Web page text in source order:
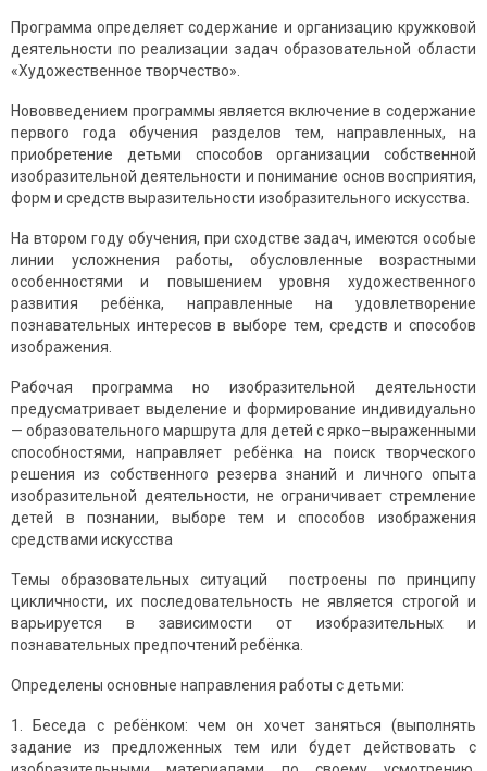
Программа определяет содержание и организацию кружковой
деятельности по реализации задач образовательной области
«Художественное творчество».
Нововведением программы является включение в содержание
первого года обучения разделов тем, направленных, на
приобретение детьми способов организации собственной
изобразительной деятельности и понимание основ восприятия,
форм и средств выразительности изобразительного искусства.
На втором году обучения, при сходстве задач, имеются особые
линии усложнения работы, обусловленные возрастными
особенностями и повышением уровня художественного
развития ребёнка, направленные на удовлетворение
познавательных интересов в выборе тем, средств и способов
изображения.
Рабочая программа но изобразительной деятельности
предусматривает выделение и формирование индивидуально
— образовательного маршрута для детей с ярко–выраженными
способностями, направляет ребёнка на поиск творческого
решения из собственного резерва знаний и личного опыта
изобразительной деятельности, не ограничивает стремление
детей в познании, выборе тем и способов изображения
средствами искусства
Темы образовательных ситуаций построены по принципу
цикличности, их последовательность не является строгой и
варьируется в зависимости от изобразительных и
познавательных предпочтений ребёнка.
Определены основные направления работы с детьми:
Беседа с ребёнком: чем он хочет заняться (выполнять
задание из предложенных тем или будет действовать с